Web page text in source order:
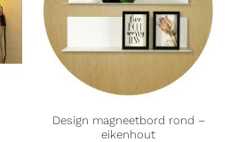
Design magneetbord rond –
eikenhout